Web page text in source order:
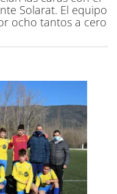
Solarat. El equipo
ocho tantos a cero